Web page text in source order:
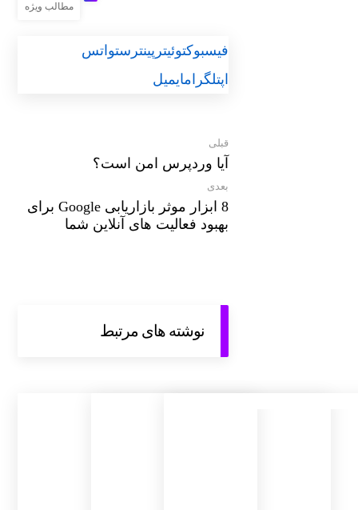
مطالب ویژه
فیسبوکتوئیتر پینترستواتس
اپتلگرامایمیل
قبلی
آیا وردپرس امن است؟
بعدی
8 ابزار موثر بازاریابی Google برای
بهبود فعالیت های آنلاین شما
نوشته های مرتبط